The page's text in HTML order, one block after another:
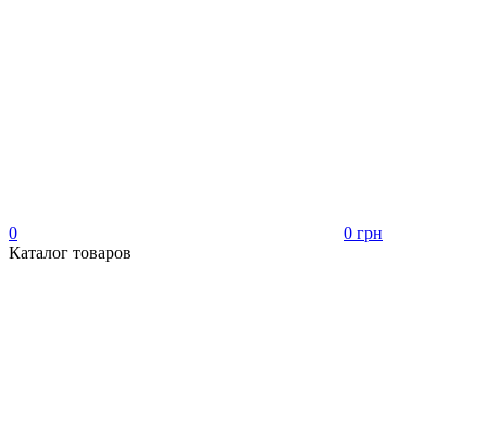
0
0 грн
Каталог товаров